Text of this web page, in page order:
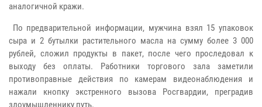
аналогичной кражи.
По предварительной информации, мужчина взял 15 упаковок
сыра и 2 бутылки растительного масла на сумму более 3 000
рублей, сложил продукты в пакет, после чего проследовал к
выходу без оплаты. Работники торгового зала заметили
противоправные действия по камерам видеонаблюдения и
нажали кнопку экстренного вызова Росгвардии, преградив
злоумышленнику путь.